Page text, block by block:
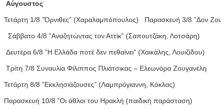
Αύγουστος
Τετάρτη 1/8 ”Όρνιθες” (Χαραλαμπόπουλος) Παρασκευή 3/8 ”Δον
Σάββατο 4/8 ”Αναζητώντας τον Αττίκ” (Σαπουτζάκη, Λοτσάρη)
Δευτέρα 6/8 ”Η Ελλάδα ποτέ δεν πεθαίνει” (Χαικάλης, Λουιζίδου)
Τρίτη 7/8 Συναυλία Φίλιππος Πλιάτσικας – Ελεωνόρα Ζουγανέλη
Τετάρτη 8/8 ”Εκκλησιάζουσες” (Λαμπρόγιαννη, Κόκλας)
Παρασκευή 10/8 ”Οι άθλοι του Ηρακλή (παιδική παράσταση)